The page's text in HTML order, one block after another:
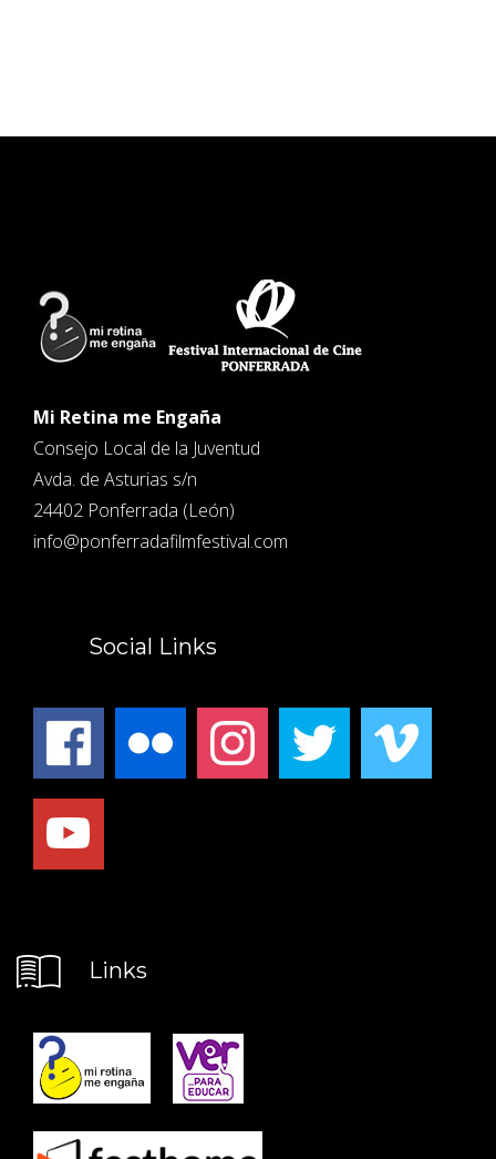
Mi Retina me Engaña
Consejo Local de la Juventud
Avda. de Asturias s/n
24402 Ponferrada (León)
info@ponferradafilmfestival.com
Social Links
Links